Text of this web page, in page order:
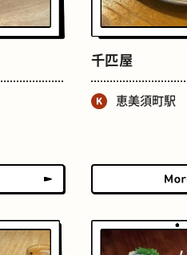
おでん
千匹屋
恵美須町駅